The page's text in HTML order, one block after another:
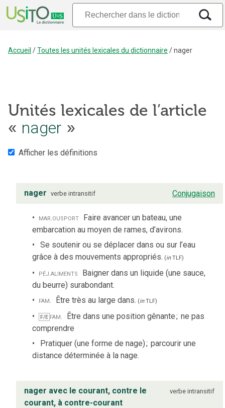
Accueil /Toutes les unités lexicales du dictionnaire /nager
Unités lexicales de l’article
« nager »
Afficher les définitions
nager verbe intransitif Conjugaison
mar.ousport Faire avancer un bateau, une
embarcation au moyen de rames, d’avirons.
Se soutenir ou se déplacer dans ou sur l’eau
grâce à des mouvements appropriés. (inTLF)
péj.aliments Baigner dans un liquide (une sauce,
du beurre) surabondant.
fam. Être très au large dans. (inTLF)
F/E fam. Être dans une position gênante; ne pas
comprendre
Pratiquer (une forme de nage); parcourir une
distance déterminée à la nage.
nager avec le courant, contre le
courant, à contre-courant
verbe intransitif